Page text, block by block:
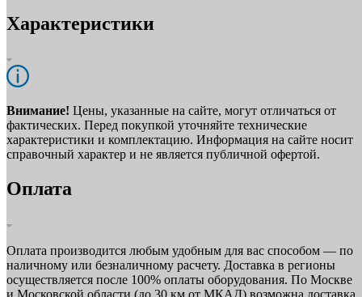
Характеристики
Внимание! Цены, указанные на сайте, могут отличаться от
фактических. Перед покупкой уточняйте технические
характеристики и комплектацию. Информация на сайте носит
справочный характер и не является публичной офертой.
Оплата
Оплата производится любым удобным для вас способом — по
наличному или безналичному расчету. Доставка в регионы
осуществляется после 100% оплаты оборудования. По Москве